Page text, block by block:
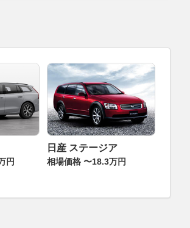
円
日産 ステージア
相場価格 〜18.3万円